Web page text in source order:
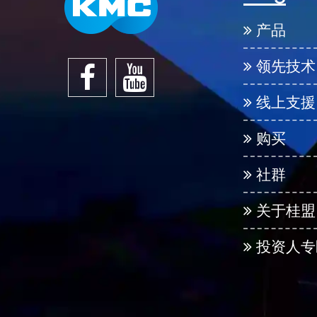
产品
领先技术
线上支援
购买
社群
关于桂盟
投资人